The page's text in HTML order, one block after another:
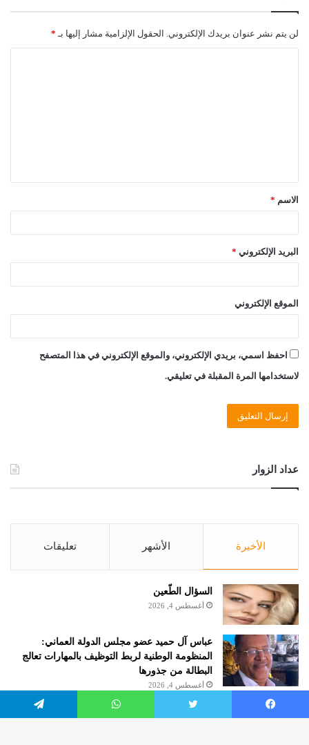
لن يتم نشر عنوان بريدك الإلكتروني. الحقول الإلزامية مشار إليها بـ *
ق
*الاسم *
البريد الإلكتروني *
الموقع الإلكتروني
احفظ اسمي، بريدي الإلكتروني، والموقع الإلكتروني في هذا المتصفح
لاستخدامها المرة المقبلة في تعليقي.
عداد الزوار
الأخيرة الأشهر تعليقات
السؤال الطّعين
أغسطس 4, 2026
عباس آل حميد عضو مجلس الدولة العماني:
المنظومة الوطنية لربط التوظيف بالمهارات تعالج
البطالة من جذورها
أغسطس 4, 2026
الروائية مريم هرموش.. كاتبة شهر أغسطس 2026
فيسبوك تويتر واتساب تيلقرام